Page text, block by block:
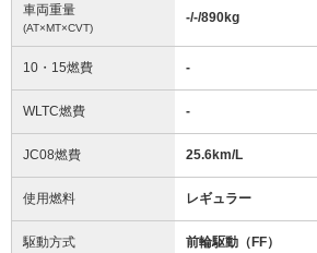
車両重量
(AT×MT×CVT)
-/-/890kg
10・15燃費 -
WLTC燃費 -
JC08燃費 25.6km/L
使用燃料 レギュラー
駆動方式 前輪駆動（FF）